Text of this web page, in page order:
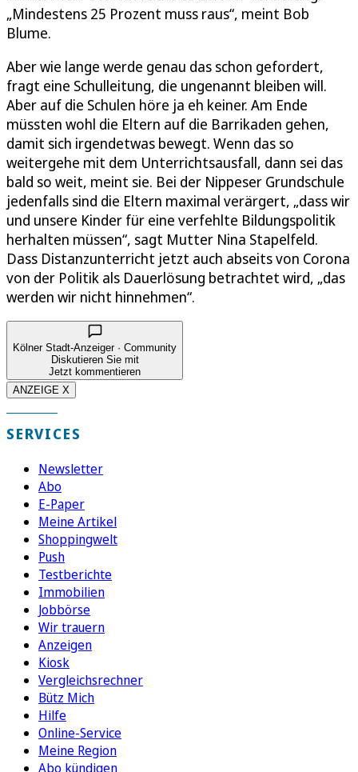
„Mindestens 25 Prozent muss raus“, meint Bob
Blume.
Aber wie lange werde genau das schon gefordert,
fragt eine Schulleitung, die ungenannt bleiben will.
Aber auf die Schulen höre ja eh keiner. Am Ende
müssten wohl die Eltern auf die Barrikaden gehen,
damit sich irgendetwas bewegt. Wenn das so
weitergehe mit dem Unterrichtsausfall, dann sei das
bald so weit, meint sie. Bei der Nippeser Grundschule
jedenfalls sind die Eltern maximal verärgert, „dass wir
und unsere Kinder für eine verfehlte Bildungspolitik
herhalten müssen“, sagt Mutter Nina Stapelfeld.
Dass Distanzunterricht jetzt auch abseits von Corona
von der Politik als Dauerlösung betrachtet wird, „das
werden wir nicht hinnehmen“.
Kölner Stadt-Anzeiger · Community
Diskutieren Sie mit
Jetzt kommentieren
ANZEIGE X
SERVICES
Newsletter
Abo
E-Paper
Meine Artikel
Shoppingwelt
Push
Testberichte
Immobilien
Jobbörse
Wir trauern
Anzeigen
Kiosk
Vergleichsrechner
Bütz Mich
Hilfe
Online-Service
Meine Region
Abo kündigen